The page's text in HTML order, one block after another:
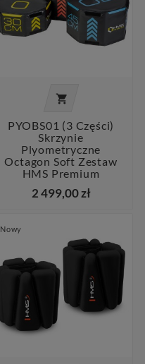

PYOBS01 (3 Części)
Skrzynie
Plyometryczne
Octagon Soft Zestaw
HMS Premium
2 499,00 zł
Nowy